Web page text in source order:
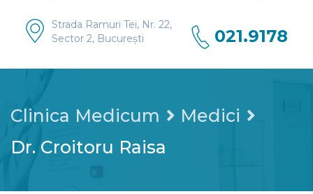
Strada Ramuri Tei, Nr. 22,
Sector 2, București
021.9178
Clinica Medicum
Medici
Dr. Croitoru Raisa